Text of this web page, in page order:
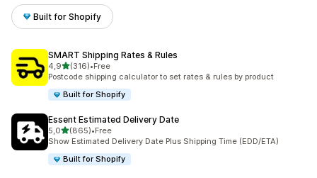
Built for Shopify
SMART Shipping Rates & Rules
4,95 yıldız üzerinden
(316)
toplam 316 değerlendirme
•Free
Postcode shipping calculator to set rates & rules by product
Built for Shopify
Essent Estimated Delivery Date
5,05 yıldız üzerinden
(865)
toplam 865 değerlendirme
•Free
Show Estimated Delivery Date Plus Shipping Time (EDD/ETA)
Built for Shopify